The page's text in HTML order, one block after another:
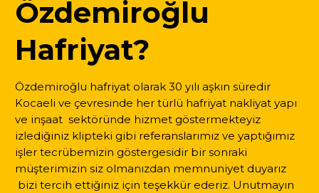
Özdemiroğlu
Hafriyat?
Özdemiroğlu hafriyat olarak 30 yılı aşkın süredir
Kocaeli ve çevresinde her türlü hafriyat nakliyat yapı
ve inşaat sektöründe hizmet göstermekteyiz
izlediğiniz klipteki gibi referanslarımız ve yaptığımız
işler tecrübemizin göstergesidir bir sonraki
müşterimizin siz olmanızdan memnuniyet duyarız
bizi tercih ettiğiniz için teşekkür ederiz. Unutmayın